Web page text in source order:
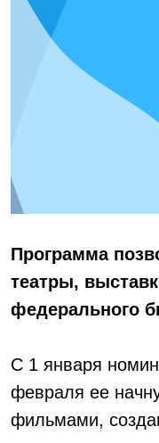
Программа
театры,
федерального
С 1 января
февраля ее
фильмами,